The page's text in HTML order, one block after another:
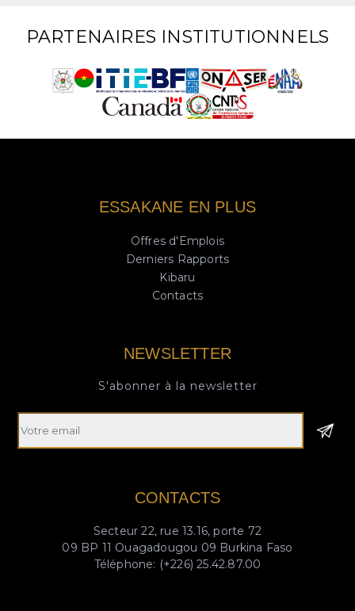
PARTENAIRES INSTITUTIONNELS
ESSAKANE EN PLUS
Offres d'Emplois
Derniers Rapports
Kibaru
Contacts
NEWSLETTER
S'abonner à la newsletter
CONTACTS
Secteur 22, rue 13.16, porte 72
09 BP 11 Ouagadougou 09 Burkina Faso
Téléphone: (+226) 25.42.87.00